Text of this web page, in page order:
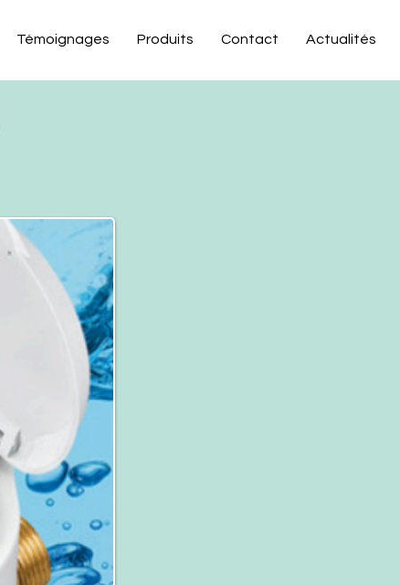
Témoignages Produits Contact Actualités